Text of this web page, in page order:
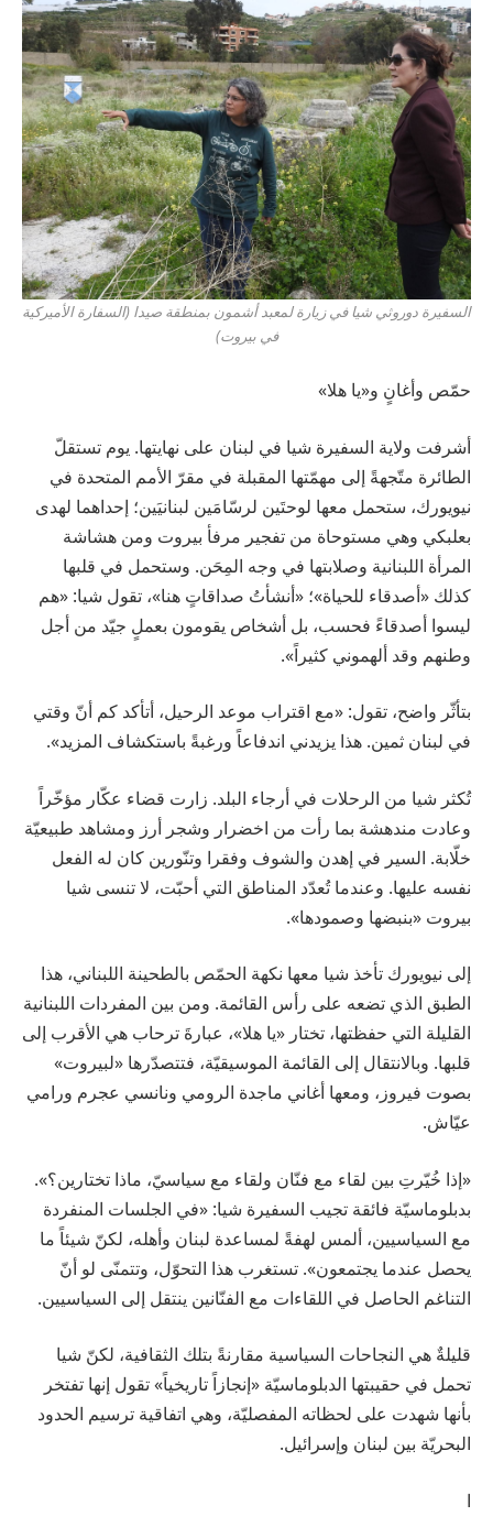
السفيرة دوروثي شيا في زيارة لمعبد أشمون بمنطقة صيدا (السفارة الأميركية
في بيروت)
حمّص وأغانٍ و«يا هلا»
أشرفت ولاية السفيرة شيا في لبنان على نهايتها. يوم تستقلّ
الطائرة متّجهةً إلى مهمّتها المقبلة في مقرّ الأمم المتحدة في
نيويورك، ستحمل معها لوحتَين لرسّامَين لبنانيَين؛ إحداهما لهدى
بعلبكي وهي مستوحاة من تفجير مرفأ بيروت ومن هشاشة
المرأة اللبنانية وصلابتها في وجه المِحَن. وستحمل في قلبها
كذلك «أصدقاء للحياة»؛ «أنشأتُ صداقاتٍ هنا»، تقول شيا: «هم
ليسوا أصدقاءً فحسب، بل أشخاص يقومون بعملٍ جيّد من أجل
وطنهم وقد ألهموني كثيراً».
بتأثّر واضح، تقول: «مع اقتراب موعد الرحيل، أتأكد كم أنّ وقتي
في لبنان ثمين. هذا يزيدني اندفاعاً ورغبةً باستكشاف المزيد».
تُكثر شيا من الرحلات في أرجاء البلد. زارت قضاء عكّار مؤخّراً
وعادت مندهشة بما رأت من اخضرار وشجر أرز ومشاهد طبيعيّة
خلّابة. السير في إهدن والشوف وفقرا وتنّورين كان له الفعل
نفسه عليها. وعندما تُعدّد المناطق التي أحبّت، لا تنسى شيا
بيروت «بنبضها وصمودها».
إلى نيويورك تأخذ شيا معها نكهة الحمّص بالطحينة اللبناني، هذا
الطبق الذي تضعه على رأس القائمة. ومن بين المفردات اللبنانية
القليلة التي حفظتها، تختار «يا هلا»، عبارةَ ترحاب هي الأقرب إلى
قلبها. وبالانتقال إلى القائمة الموسيقيّة، فتتصدّرها «لبيروت»
بصوت فيروز، ومعها أغاني ماجدة الرومي ونانسي عجرم ورامي
عيّاش.
«إذا خُيّرتِ بين لقاء مع فنّان ولقاء مع سياسيّ، ماذا تختارين؟».
بدبلوماسيّة فائقة تجيب السفيرة شيا: «في الجلسات المنفردة
مع السياسيين، ألمس لهفةً لمساعدة لبنان وأهله، لكنّ شيئاً ما
يحصل عندما يجتمعون». تستغرب هذا التحوّل، وتتمنّى لو أنّ
التناغم الحاصل في اللقاءات مع الفنّانين ينتقل إلى السياسيين.
قليلةٌ هي النجاحات السياسية مقارنةً بتلك الثقافية، لكنّ شيا
تحمل في حقيبتها الدبلوماسيّة «إنجازاً تاريخياً» تقول إنها تفتخر
بأنها شهدت على لحظاته المفصليّة، وهي اتفاقية ترسيم الحدود
البحريّة بين لبنان وإسرائيل.
ا